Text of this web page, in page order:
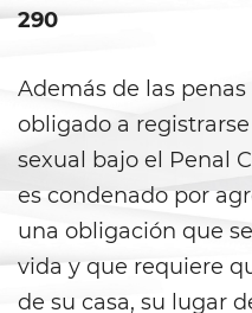
Kidnapping
Murder
Involuntary
Voluntary
290
Además de las
obligado a
sexual bajo el Penal
es condenado por
una obligación que
vida y que requiere
de su casa, su lugar